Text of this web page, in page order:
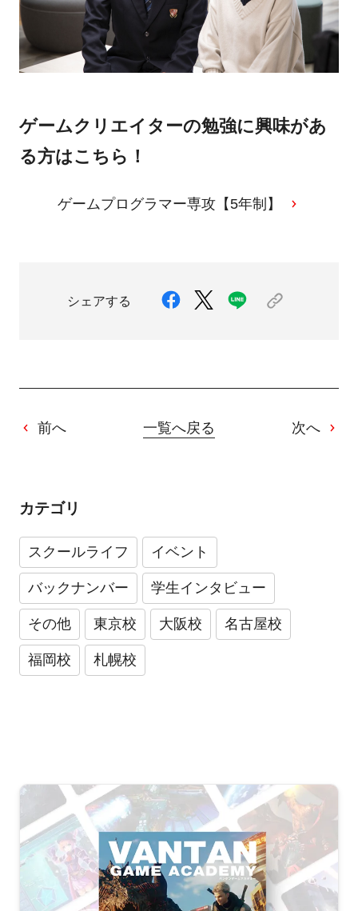
ゲームクリエイターの勉強に興味があ
る方はこちら！
ゲームプログラマー専攻【5年制】
シェアする
前へ 一覧へ戻る 次へ
カテゴリ
スクールライフ イベント
バックナンバー 学生インタビュー
その他 東京校 大阪校 名古屋校
福岡校 札幌校